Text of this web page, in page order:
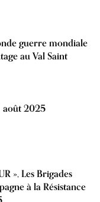
guerre mondiale
au Val Saint
août 2025
», Les Brigades
à la Résistance